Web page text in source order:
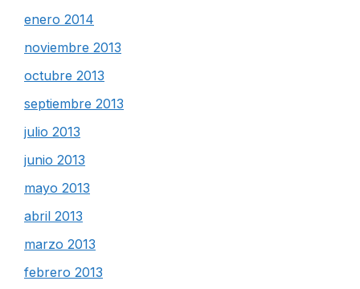
enero 2014
noviembre 2013
octubre 2013
septiembre 2013
julio 2013
junio 2013
mayo 2013
abril 2013
marzo 2013
febrero 2013